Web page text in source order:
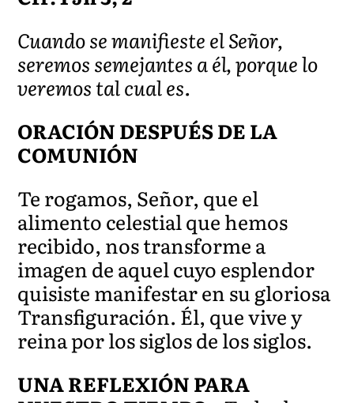
Cuando se manifieste el Señor,
seremos semejantes a él, porque lo
veremos tal cual es.
ORACIÓN DESPUÉS DE LA
COMUNIÓN
Te rogamos, Señor, que el
alimento celestial que hemos
recibido, nos transforme a
imagen de aquel cuyo esplendor
quisiste manifestar en su gloriosa
Transfiguración. Él, que vive y
reina por los siglos de los siglos.
UNA REFLEXIÓN PARA